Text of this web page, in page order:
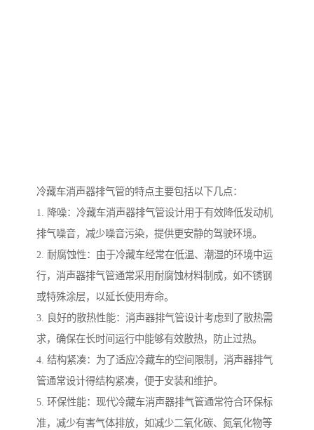
冷藏车消声器排气管的特点主要包括以下几点：
1. 降噪：冷藏车消声器排气管设计用于有效降低发动机
排气噪音，减少噪音污染，提供更安静的驾驶环境。
2. 耐腐蚀性：由于冷藏车经常在低温、潮湿的环境中运
行，消声器排气管通常采用耐腐蚀材料制成，如不锈钢
或特殊涂层，以延长使用寿命。
3. 良好的散热性能：消声器排气管设计考虑到了散热需
求，确保在长时间运行中能够有效散热，防止过热。
4. 结构紧凑：为了适应冷藏车的空间限制，消声器排气
管通常设计得结构紧凑，便于安装和维护。
5. 环保性能：现代冷藏车消声器排气管通常符合环保标
准，减少有害气体排放，如减少二氧化碳、氮氧化物等